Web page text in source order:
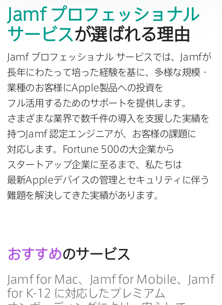
Jamf プロフェッショナル
サービス が​選ばれる​理由
Jamf プロフェッショナル サービスでは、 Jamfが​
長年に​わたって​培った​経験を​基に、​多様な​規模・
業種の​お客様にApple製品への​投資を​
フル活用する​ための​サポートを​提供します。​
さまざまな​業界で​数千件の​導入を​支援した​実績を​
持つ Jamf認定エンジニアが、​お客様の​課題に​
対応します。
Fortune 500の​大企業から​
スタートアップ企業に​至るまで、​私たちは​
最新Appleデバイスの​管理と​セキュリティに​伴う​
難題を​解決してきた​実績が​あります。
おすすめの​サービス
Jamf for Mac、 Jamf for Mobile、
Jamf
for K-12 に​対応した​プレミアム